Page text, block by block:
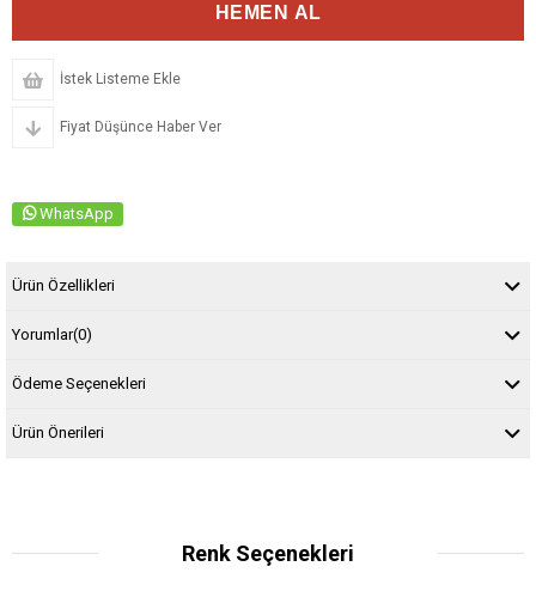
İstek Listeme Ekle
Fiyat Düşünce Haber Ver
WhatsApp
Ürün Özellikleri
Yorumlar(0)
Ödeme Seçenekleri
Ürün Önerileri
Renk Seçenekleri